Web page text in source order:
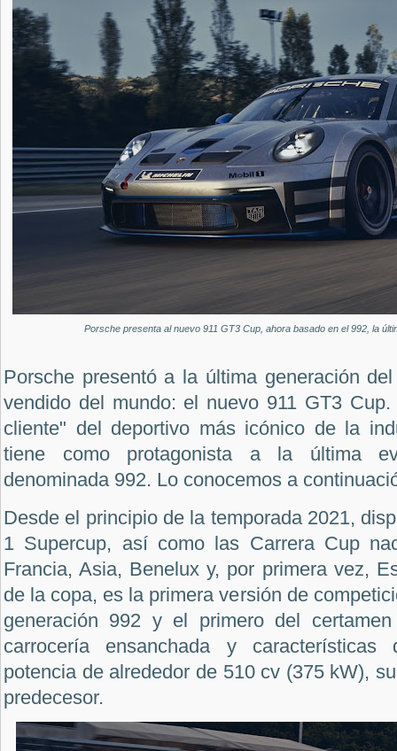
Porsche presenta al nuevo 911 GT3 Cup, ahora basado en el 992, la
Porsche presentó a la última generación
vendido del mundo: el nuevo 911 GT3
cliente" del deportivo más icónico de la
tiene como protagonista a la última
denominada 992. Lo conocemos a
Desde el principio de la temporada 2021,
1 Supercup, así como las Carrera Cup
Francia, Asia, Benelux y, por primera vez,
de la copa, es la primera versión de
generación 992 y el primero del
carrocería ensanchada y
potencia de alrededor de 510 cv (375 kW),
predecesor.